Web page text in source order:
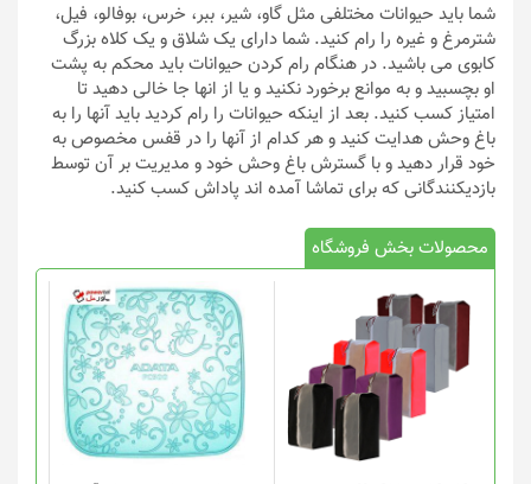
شما باید حیوانات مختلفی مثل گاو، شیر، ببر، خرس، بوفالو، فیل،
شترمرغ و غیره را رام کنید. شما دارای یک شلاق و یک کلاه بزرگ
کابوی می باشید. در هنگام رام کردن حیوانات باید محکم به پشت
او بچسبید و به موانع برخورد نکنید و یا از انها جا خالی دهید تا
امتیاز کسب کنید. بعد از اینکه حیوانات را رام کردید باید آنها را به
باغ وحش هدایت کنید و هر کدام از آنها را در قفس مخصوص به
خود قرار دهید و با گسترش باغ وحش خود و مدیریت بر آن توسط
بازدیکنندگانی که برای تماشا آمده اند پاداش کسب کنید.
محصولات بخش فروشگاه